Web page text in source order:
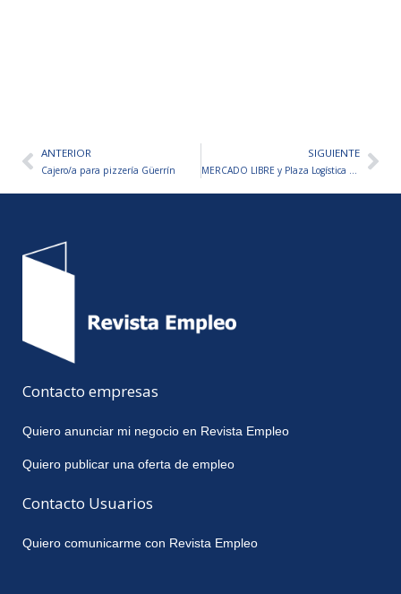
AntANTERIOR
Cajero/a para pizzería Güerrín
SIGUIENTE
MERCADO LIBRE y Plaza Logística abren su convocatoria para el área de logística
Contacto empresas
Quiero anunciar mi negocio en Revista Empleo
Quiero publicar una oferta de empleo
Contacto Usuarios
Quiero comunicarme con Revista Empleo